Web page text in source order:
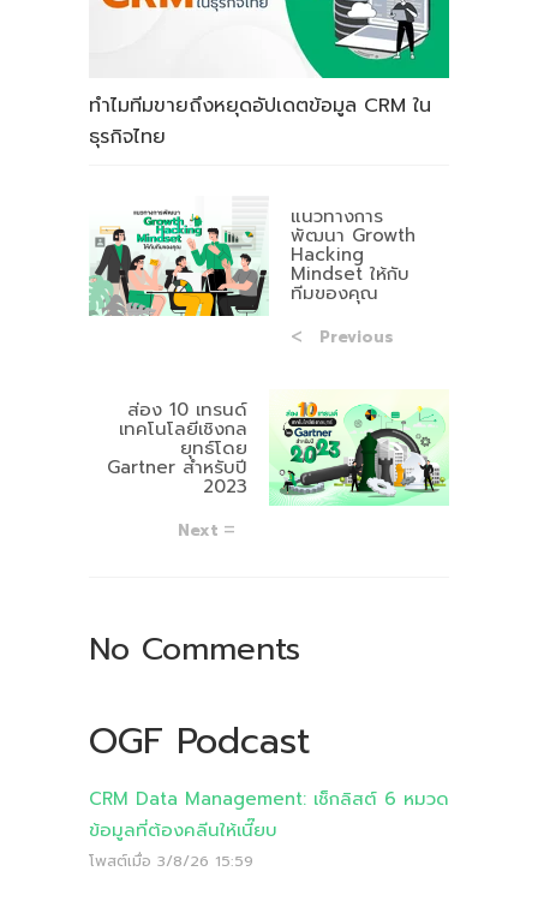
ทำไมทีมขายถึงหยุดอัปเดตข้อมูล CRM ใน
ธุรกิจไทย
แนวทางการ
พัฒนา Growth
Hacking
Mindset ให้กับ
ทีมของคุณ
Previous
ส่อง 10 เทรนด์
เทคโนโลยีเชิงกล
ยุทธ์โดย
Gartner สำหรับปี
2023
Next
No Comments
OGF Podcast
CRM Data Management: เช็กลิสต์ 6 หมวด
ข้อมูลที่ต้องคลีนให้เนี๊ยบ
โพสต์เมื่อ 3/8/26 15:59